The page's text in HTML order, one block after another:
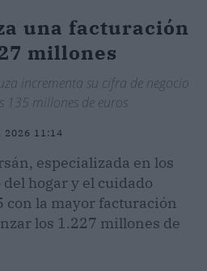
una facturación
millones
incrementa su cifra de negocio
135 millones de euros
2026 11:14
especializada en los
hogar y el cuidado
con la mayor facturación
los 1.227 millones de